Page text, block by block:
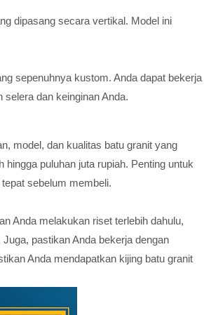
dipasang secara vertikal. Model ini
sepenuhnya kustom. Anda dapat bekerja
dan keinginan Anda.
model, dan kualitas batu granit yang
puluhan juta rupiah. Penting untuk
sebelum membeli.
Anda melakukan riset terlebih dahulu,
pastikan Anda bekerja dengan
Anda mendapatkan kijing batu granit